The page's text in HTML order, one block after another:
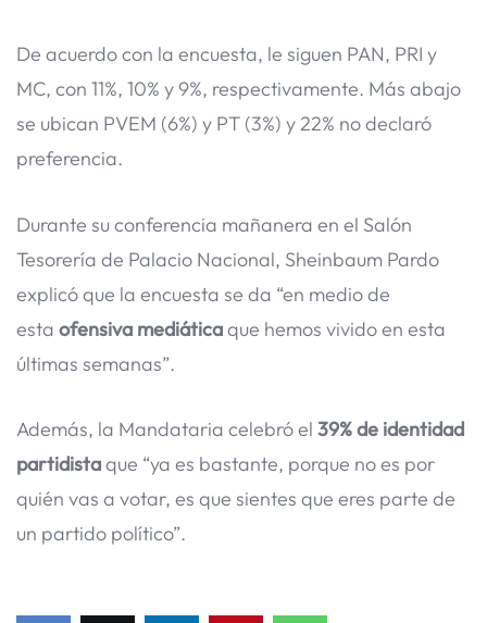
De acuerdo con la encuesta, le siguen PAN, PRI y
MC, con 11%, 10% y 9%, respectivamente. Más abajo
se ubican PVEM (6%) y PT (3%) y 22% no declaró
preferencia.
Durante su conferencia mañanera en el Salón
Tesorería de Palacio Nacional, Sheinbaum Pardo
explicó que la encuesta se da “en medio de
esta ofensiva mediáticaque hemos vivido en esta
últimas semanas”.
Además, la Mandataria celebró el 39% de identidad
partidistaque “ya es bastante, porque no es por
quién vas a votar, es que sientes que eres parte de
un partido político”.